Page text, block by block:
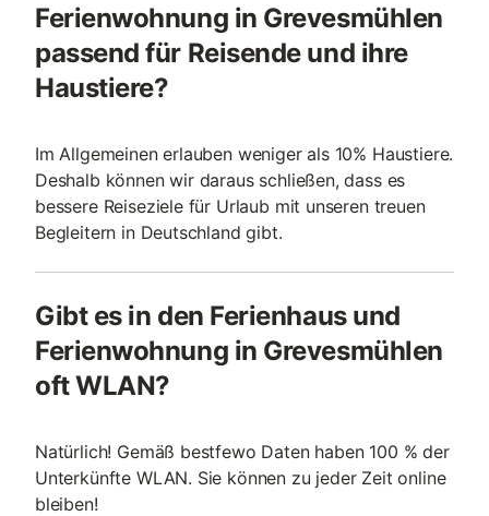
Ferienwohnung in Grevesmühlen
passend für Reisende und ihre
Haustiere?
Im Allgemeinen erlauben weniger als 10% Haustiere.
Deshalb können wir daraus schließen, dass es
bessere Reiseziele für Urlaub mit unseren treuen
Begleitern in Deutschland gibt.
Gibt es in den Ferienhaus und
Ferienwohnung in Grevesmühlen
oft WLAN?
Natürlich! Gemäß bestfewo Daten haben 100 % der
Unterkünfte WLAN. Sie können zu jeder Zeit online
bleiben!